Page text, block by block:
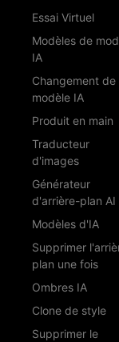
Essai Virtuel
Modèles de
IA
Changement de
modèle IA
Produit en main
Traducteur
d'images
Générateur
d'arrière-plan AI
Modèles d'IA
Supprimer
plan une fois
Ombres IA
Clone de style
Supprimer le